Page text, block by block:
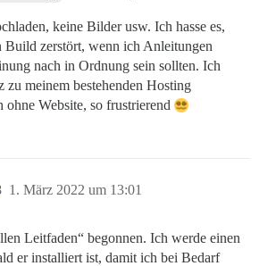
keine Bilder usw. Ich hasse es,
Build zerstört, wenn ich Anleitungen
nach in Ordnung sein sollten. Ich
zu meinem bestehenden Hosting
Website, so frustrierend
1. März 2022 um 13:01
Leitfaden“ begonnen. Ich werde einen
er installiert ist, damit ich bei Bedarf